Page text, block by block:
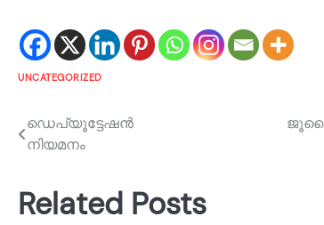
UNCATEGORIZED
Post
navigation
ഡെപ്യൂട്ടേഷൻ
നിയമനം
ജൂലൈ
Related Posts